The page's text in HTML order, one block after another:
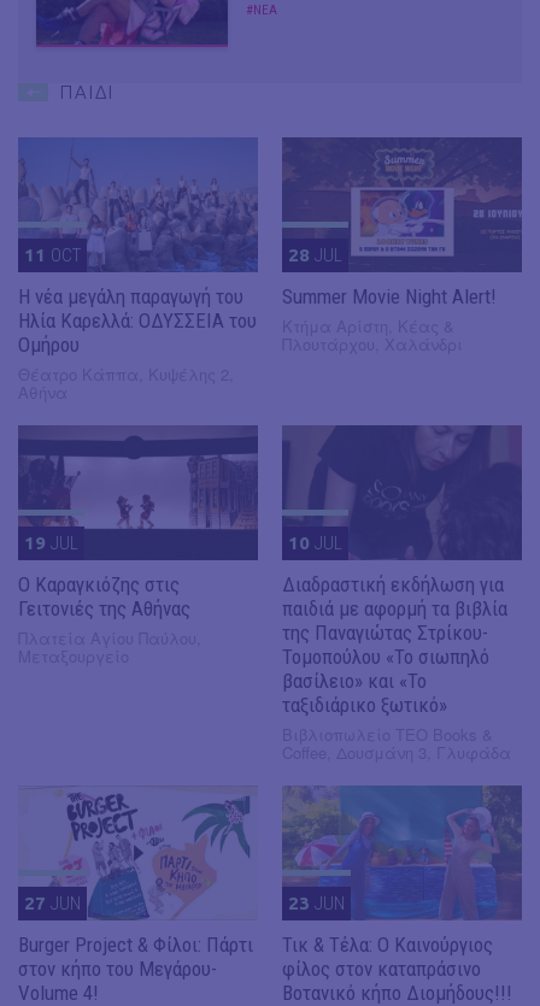
#ΝΕΑ
ΠΑΙΔΙ
11 OCT
Η νέα μεγάλη παραγωγή του
Ηλία Καρελλά: ΟΔΥΣΣΕΙΑ του
Ομήρου
28 JUL
Summer Movie Night Alert!
19 JUL
​Ο Καραγκιόζης στις
Γειτονιές της Αθήνας
10 JUL
Διαδραστική εκδήλωση για
παιδιά με αφορμή τα βιβλία
της Παναγιώτας Στρίκου-
Τομοπούλου «Το σιωπηλό
βασίλειο» και «Το
ταξιδιάρικο ξωτικό»
27 JUN
Burger Project & Φίλοι: Πάρτι
στον κήπο του Μεγάρου-
Volume 4!
23 JUN
Τικ & Τέλα: Ο Καινούργιος
φίλος στον καταπράσινο
Βοτανικό κήπο Διομήδους!!!